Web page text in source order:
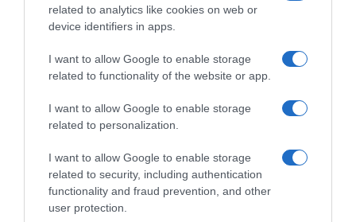
related to analytics like cookies on web or
device identifiers in apps.
I want to allow Google to enable storage
related to functionality of the website or app.
I want to allow Google to enable storage
related to personalization.
I want to allow Google to enable storage
related to security, including authentication
functionality and fraud prevention, and other
user protection.
Το μήνυμα του υπουργού Εργασίας